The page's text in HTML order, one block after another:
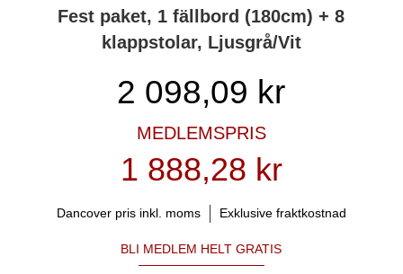
Fest paket, 1 fällbord (180cm) + 8
klappstolar, Ljusgrå/Vit
2 098,09 kr
MEDLEMSPRIS
1 888,28 kr
Dancover pris inkl. moms Exklusive fraktkostnad
BLI MEDLEM HELT GRATIS